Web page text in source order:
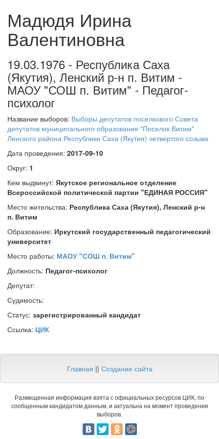
Мадюдя Ирина
Валентиновна
19.03.1976 - Республика Саха
(Якутия), Ленский р-н п. Витим -
МАОУ "СОШ п. Витим" - Педагог-
психолог
Название выборов: Выборы депутатов поселкового Совета
депутатов муниципального образования "Поселок Витим"
Ленского района Республики Саха (Якутия) четвертого созыва
Дата проведения: 2017-09-10
Округ: 1
Кем выдвинут: Якутское региональное отделение
Всероссийской политической партии "ЕДИНАЯ РОССИЯ"
Место жительства: Республика Саха (Якутия), Ленский р-н
п. Витим
Образование: Иркутский государственный педагогический
университет
Место работы: МАОУ "СОШ п. Витим"
Должность: Педагог-психолог
Депутат:
Судимость:
Статус: зарегистрированный кандидат
Ссылка: ЦИК
Главная || Создание сайта
Размещенная информация взята с официальных ресурсов ЦИК, по
сообщенным кандидатом данным, и актуальна на момент проведения
выборов.